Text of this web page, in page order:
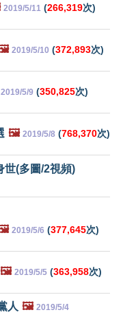
2019/5/11 (266,319次)
2019/5/10 (372,893次)
2019/5/9 (350,825次)
🖼️ 2019/5/8 (768,370次)
世(多圖/2視頻)
2019/5/6 (377,645次)
🖼️ 2019/5/5 (363,958次)
人 🖼️ 2019/5/4